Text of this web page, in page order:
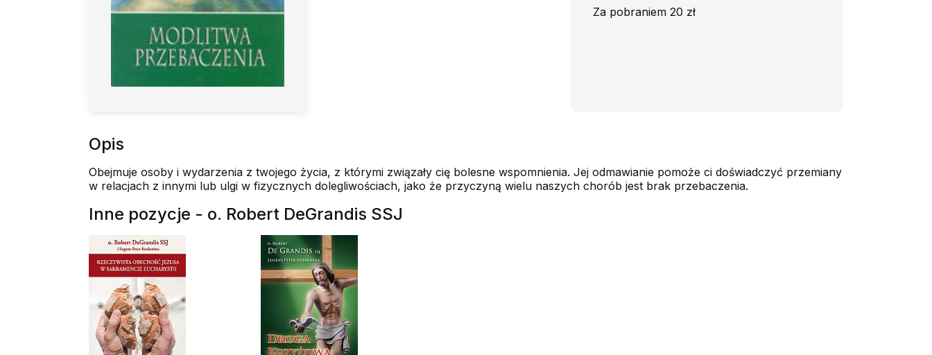
Za pobraniem 20 zł
Opis
Obejmuje osoby i wydarzenia z twojego życia, z którymi związały cię bolesne wspomnienia. Jej odmawianie pomoże ci doświadczyć przemiany
w relacjach z innymi lub ulgi w fizycznych dolegliwościach, jako że przyczyną wielu naszych chorób jest brak przebaczenia.
Inne pozycje - o. Robert DeGrandis SSJ